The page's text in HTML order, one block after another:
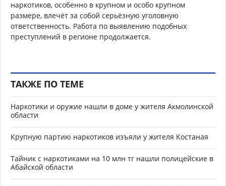
наркотиков, особенно в крупном и особо крупном
размере, влечёт за собой серьёзную уголовную
ответственность. Работа по выявлению подобных
преступлений в регионе продолжается.
ТАКЖЕ ПО ТЕМЕ
Наркотики и оружие нашли в доме у жителя Акмолинской
области
Крупную партию наркотиков изъяли у жителя Костаная
Тайник с наркотиками на 10 млн тг нашли полицейские в
Абайской области